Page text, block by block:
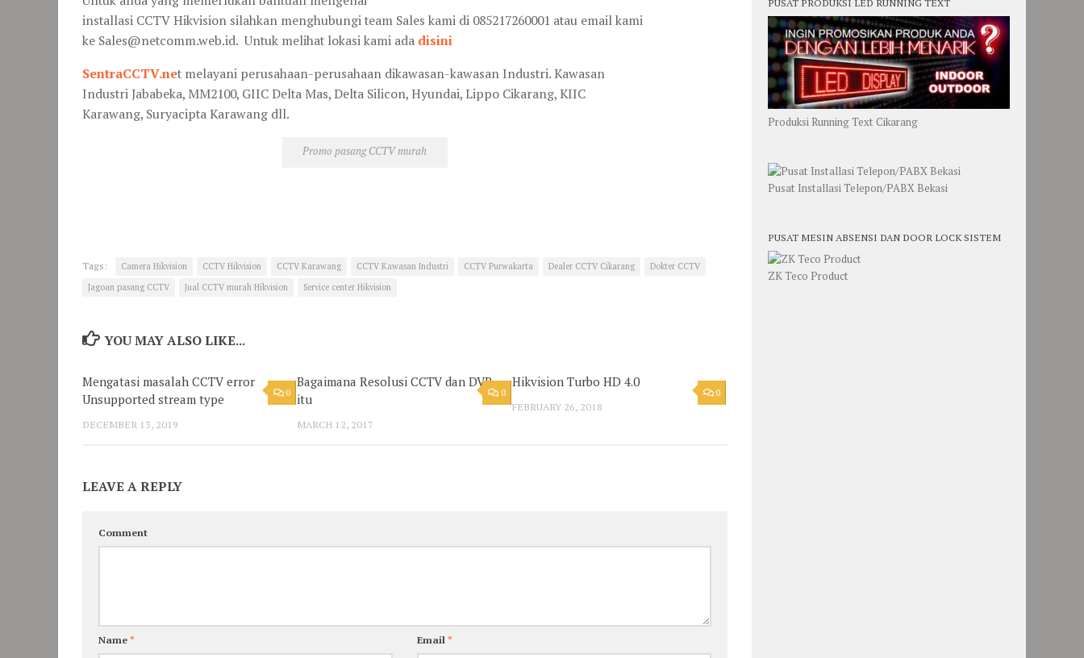
installasi CCTV Hikvision silahkan menghubungi team Sales kami di 085217260001 atau email kami
ke Sales@netcomm.web.id. Untuk melihat lokasi kami ada disini
SentraCCTV.net melayani perusahaan-perusahaan dikawasan-kawasan Industri. Kawasan
Industri Jababeka, MM2100, GIIC Delta Mas, Delta Silicon, Hyundai, Lippo Cikarang, KIIC
Karawang, Suryacipta Karawang dll.
Promo pasang CCTV murah
Tags: Camera Hikvision CCTV Hikvision CCTV Karawang CCTV Kawasan Industri CCTV Purwakarta Dealer CCTV Cikarang
Dokter CCTV
Jagoan pasang CCTV
Jual CCTV murah Hikvision Service center Hikvision
YOU MAY ALSO LIKE...
0
Mengatasi masalah CCTV error
Unsupported stream type
DECEMBER 13, 2019
0
Bagaimana Resolusi CCTV dan DVR
itu
MARCH 12, 2017
0
Hikvision Turbo HD 4.0
FEBRUARY 26, 2018
LEAVE A REPLY
Comment
Name* Email*
Produksi Running Text Cikarang
Pusat Installasi Telepon/PABX Bekasi
PUSAT MESIN ABSENSI DAN DOOR LOCK SISTEM
ZK Teco Product